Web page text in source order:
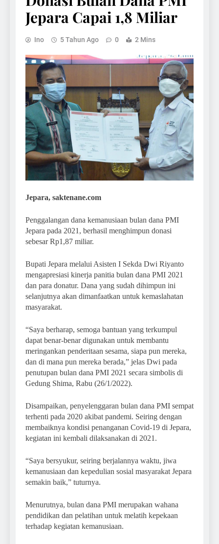
Jepara Capai 1,8 Miliar
Ino 5 Tahun Ago 0 2 Mins
Jepara, saktenane.com
Penggalangan dana kemanusiaan bulan dana PMI
Jepara pada 2021, berhasil menghimpun donasi
sebesar Rp1,87 miliar.
Bupati Jepara melalui Asisten I Sekda Dwi Riyanto
mengapresiasi kinerja panitia bulan dana PMI 2021
dan para donatur. Dana yang sudah dihimpun ini
selanjutnya akan dimanfaatkan untuk kemaslahatan
masyarakat.
“Saya berharap, semoga bantuan yang terkumpul
dapat benar-benar digunakan untuk membantu
meringankan penderitaan sesama, siapa pun mereka,
dan di mana pun mereka berada,” jelas Dwi pada
penutupan bulan dana PMI 2021 secara simbolis di
Gedung Shima, Rabu (26/1/2022).
Disampaikan, penyelenggaran bulan dana PMI sempat
terhenti pada 2020 akibat pandemi. Seiring dengan
membaiknya kondisi penanganan Covid-19 di Jepara,
kegiatan ini kembali dilaksanakan di 2021.
“Saya bersyukur, seiring berjalannya waktu, jiwa
kemanusiaan dan kepedulian sosial masyarakat Jepara
semakin baik,” tuturnya.
Menurutnya, bulan dana PMI merupakan wahana
pendidikan dan pelatihan untuk melatih kepekaan
terhadap kegiatan kemanusiaan.